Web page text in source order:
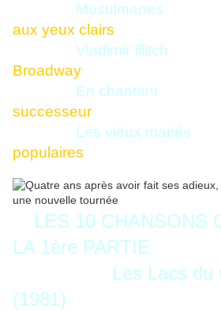
Musulmanes
aux yeux clairs
Vladimir Illitch
Broadway
En chantant
successeur
Les vieux mariés
populaires
LES 10 CHANSONS
LA 1ère PARTIE
Les Lacs du
(1981)